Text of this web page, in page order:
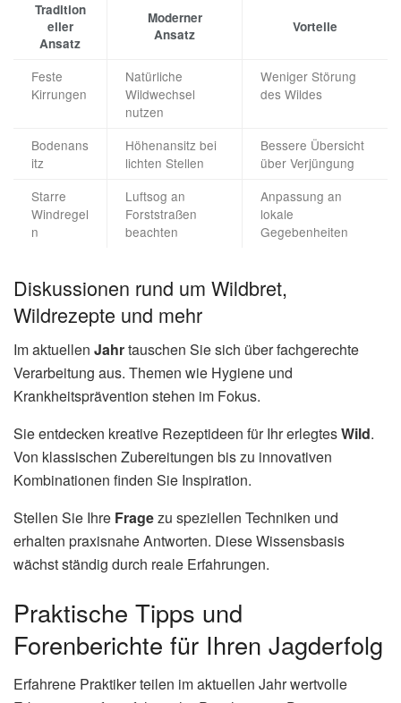
Tradition
eller
Ansatz
Moderner
Ansatz
Vorteile
Feste
Kirrungen
Natürliche
Wildwechsel
nutzen
Weniger Störung
des Wildes
Bodenans
itz
Höhenansitz bei
lichten Stellen
Bessere Übersicht
über Verjüngung
Starre
Windregel
n
Luftsog an
Forststraßen
beachten
Anpassung an
lokale
Gegebenheiten
Diskussionen rund um Wildbret,
Wildrezepte und mehr
Im aktuellen Jahrtauschen Sie sich über fachgerechte
Verarbeitung aus. Themen wie Hygiene und
Krankheitsprävention stehen im Fokus.
Sie entdecken kreative Rezeptideen für Ihr erlegtesWild.
Von klassischen Zubereitungen bis zu innovativen
Kombinationen finden Sie Inspiration.
Stellen Sie Ihre Fragezu speziellen Techniken und
erhalten praxisnahe Antworten. Diese Wissensbasis
wächst ständig durch reale Erfahrungen.
Praktische Tipps und
Forenberichte für Ihren Jagderfolg
Erfahrene Praktiker teilen im aktuellen Jahr wertvolle